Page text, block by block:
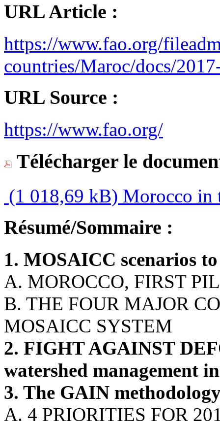
URL Article :
https://www.fao.org/
countries/Maroc/docs/
URL Source :
https://www.fao.org/
Télécharger le
(1 018,69 kB) Morocco in
Résumé/Sommaire :
1. MOSAICC scenarios
A. MOROCCO, FIRST
B. THE FOUR MAJOR
MOSAICC SYSTEM
2. FIGHT AGAINST
watershed management
3. The GAIN
A. 4 PRIORITIES FOR